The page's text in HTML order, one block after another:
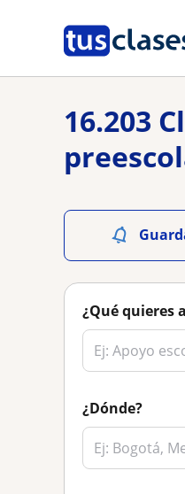
16.203
¿Qué quieres
¿Dónde?